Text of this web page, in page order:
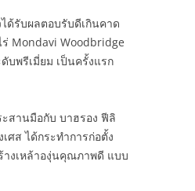
ด้รับผลตอบรับดีเกินคาด
Mondavi Woodbridge
บพรีเมี่ยม เป็นครั้งแรก
สานมือกับ บาฮรอง ฟีลิ
ศส ได้กระทำการก่อตั้ง
างเหล้าองุ่นคุณภาพดี แบบ